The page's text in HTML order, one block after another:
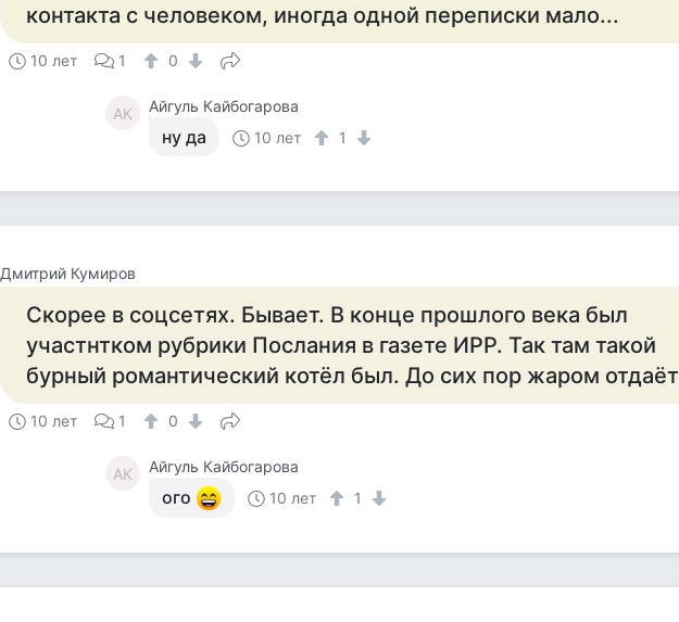
контакта с человеком, иногда одной переписки мало...
10 лет 1 0
АК Айгуль Кайбогарова
ну да 10 лет 1
Дмитрий Кумиров
Скорее в соцсетях. Бывает. В конце прошлого века был
участнтком рубрики Послания в газете ИРР. Так там такой
бурный романтический котёл был. До сих пор жаром отдаёт
10 лет 1 0
АК Айгуль Кайбогарова
ого 10 лет 1